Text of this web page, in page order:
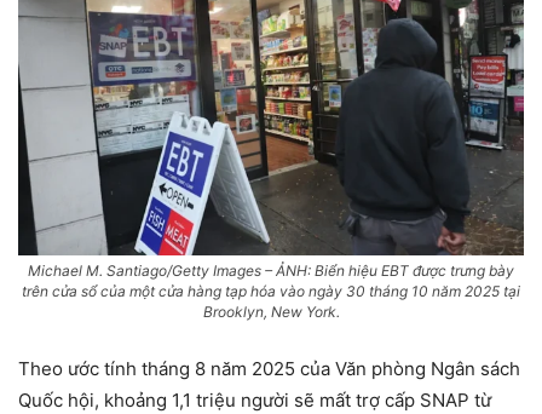
Michael M. Santiago/Getty Images – ẢNH: Biển hiệu EBT được trưng bày
trên cửa sổ của một cửa hàng tạp hóa vào ngày 30 tháng 10 năm 2025 tại
Brooklyn, New York.
Theo ước tính tháng 8 năm 2025 của Văn phòng Ngân sách
Quốc hội, khoảng 1,1 triệu người sẽ mất trợ cấp SNAP từ